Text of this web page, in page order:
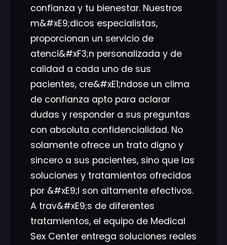
confianza y tu bienestar. Nuestros
m&#xE9;dicos especialistas,
proporcionan un servicio de
atenci&#xF3;n personalizada y de
calidad a cada uno de sus
pacientes, cre&#xE1;ndose un clima
de confianza apto para aclarar
dudas y responder a sus preguntas
con absoluta confidencialidad. No
solamente ofrece un trato digno y
sincero a sus pacientes, sino que las
soluciones y tratamientos ofrecidos
por &#xE9;l son altamente efectivos.
A trav&#xE9;s de diferentes
tratamientos, el equipo de Medical
Sex Center entrega soluciones reales